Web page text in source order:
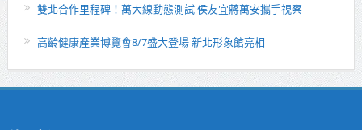
雙北合作里程碑！萬大線動態測試 侯友宜蔣萬安攜手視察
高齡健康產業博覽會8/7盛大登場 新北形象館亮相